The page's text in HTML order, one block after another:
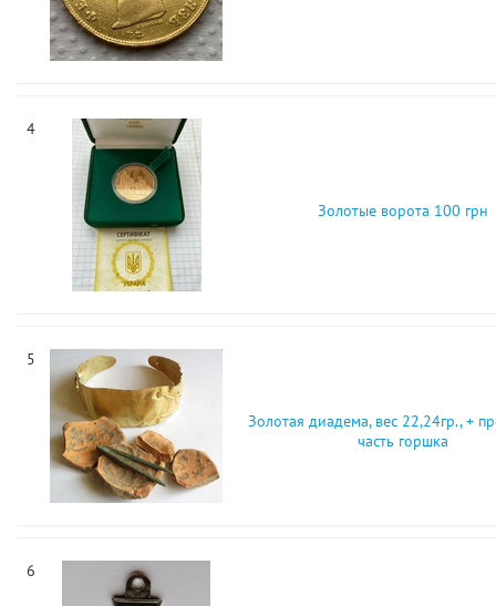
4
Золотые ворота 100 грн
5
Золотая диадема, вес 22,24гр., +
часть горшка
6